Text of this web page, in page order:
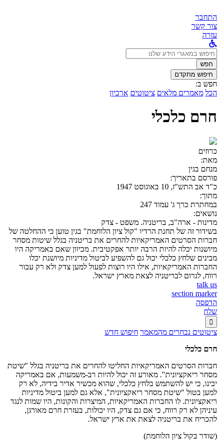
התחבר
צור קשר
עזרה
לחפש
ב:חפש
חיפוש מתקדם
חפש ב:
הכל מאמרים מלאים ציטוטים ארכיון
חרם כלכלי
כרוזים
מאת:
מנחם בגין
פורסם בתאריך:
כ"ד אב התש"ז, 10 באוגוסט 1947
מתוך:
במחתרת כרך ג' עמוד 247
נושאים:
מדינות - ארה"ב, בריטניה. משפט - צדק
בשידור זה של תחנת הרדיו "קול ציון הלוחמת" בגין טוען כי ההחלטה של
חברות הסרטים האמריקאיות להחרים את בריטניה בגלל שיטות מסחר
מיושנות יכלה להיות הרבה יותר אפקטיבית. מכיוון שאם באמריקה היו
מבינים שלחץ כלכלי יכול גם להשפיע לביטול מדיניות מיושנת יכלו
החברות האמריקאיות, אילו היו רוצות לפעול למען צדק ולא רק עבור
רווח, לגרום לבריטניה לצאת מארץ ישראל.
talk us
section marker
הדפסה
שלח

ציטוטים נבחרים מהמאמר חיפוש חדש
חרם כלכלי
חברות הסרטים האמריקאיות החליטו להחרים את בריטניה בגלל "שיטת
מסחר ריאקציונית". מאורע זה יכול להיות רב-משמעות, אם באמריקה
יבינו, כי יש להשתמש בלחץ כלכלי, שהוא מכשיר אדיר בידיה, לא רק
למען בטול "שיטת מסחר ריאקציונית", אלא גם למען ביטול מדיניות
ריאקציונית. לו החברות האמריקאיות, המיצרות והקונות, היו שמות לנגד
עיניהן לא רק רווח, כי אם גם צדק, היו יכולות, בעזרת חרם מאורגן,
להכריח את בריטניה לצאת את ארץ ישראל.
(שודר בקול ציון הלוחמת)